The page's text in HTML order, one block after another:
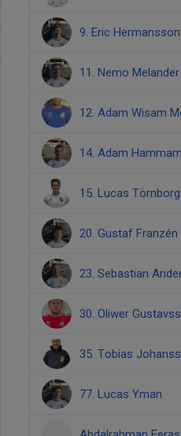
9. Eric Hermansson
11. Nemo Melander
12. Adam Wisam
14. Adam
15. Lucas Törnborg
20. Gustaf Franzén
23. Sebastian
30. Oliwer
35. Tobias
77. Lucas Yman